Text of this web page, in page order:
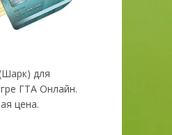
для
ГТА Онлайн.
цена.